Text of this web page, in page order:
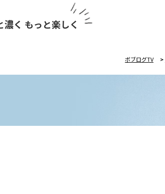
く もっと楽しく
ボブログTV >